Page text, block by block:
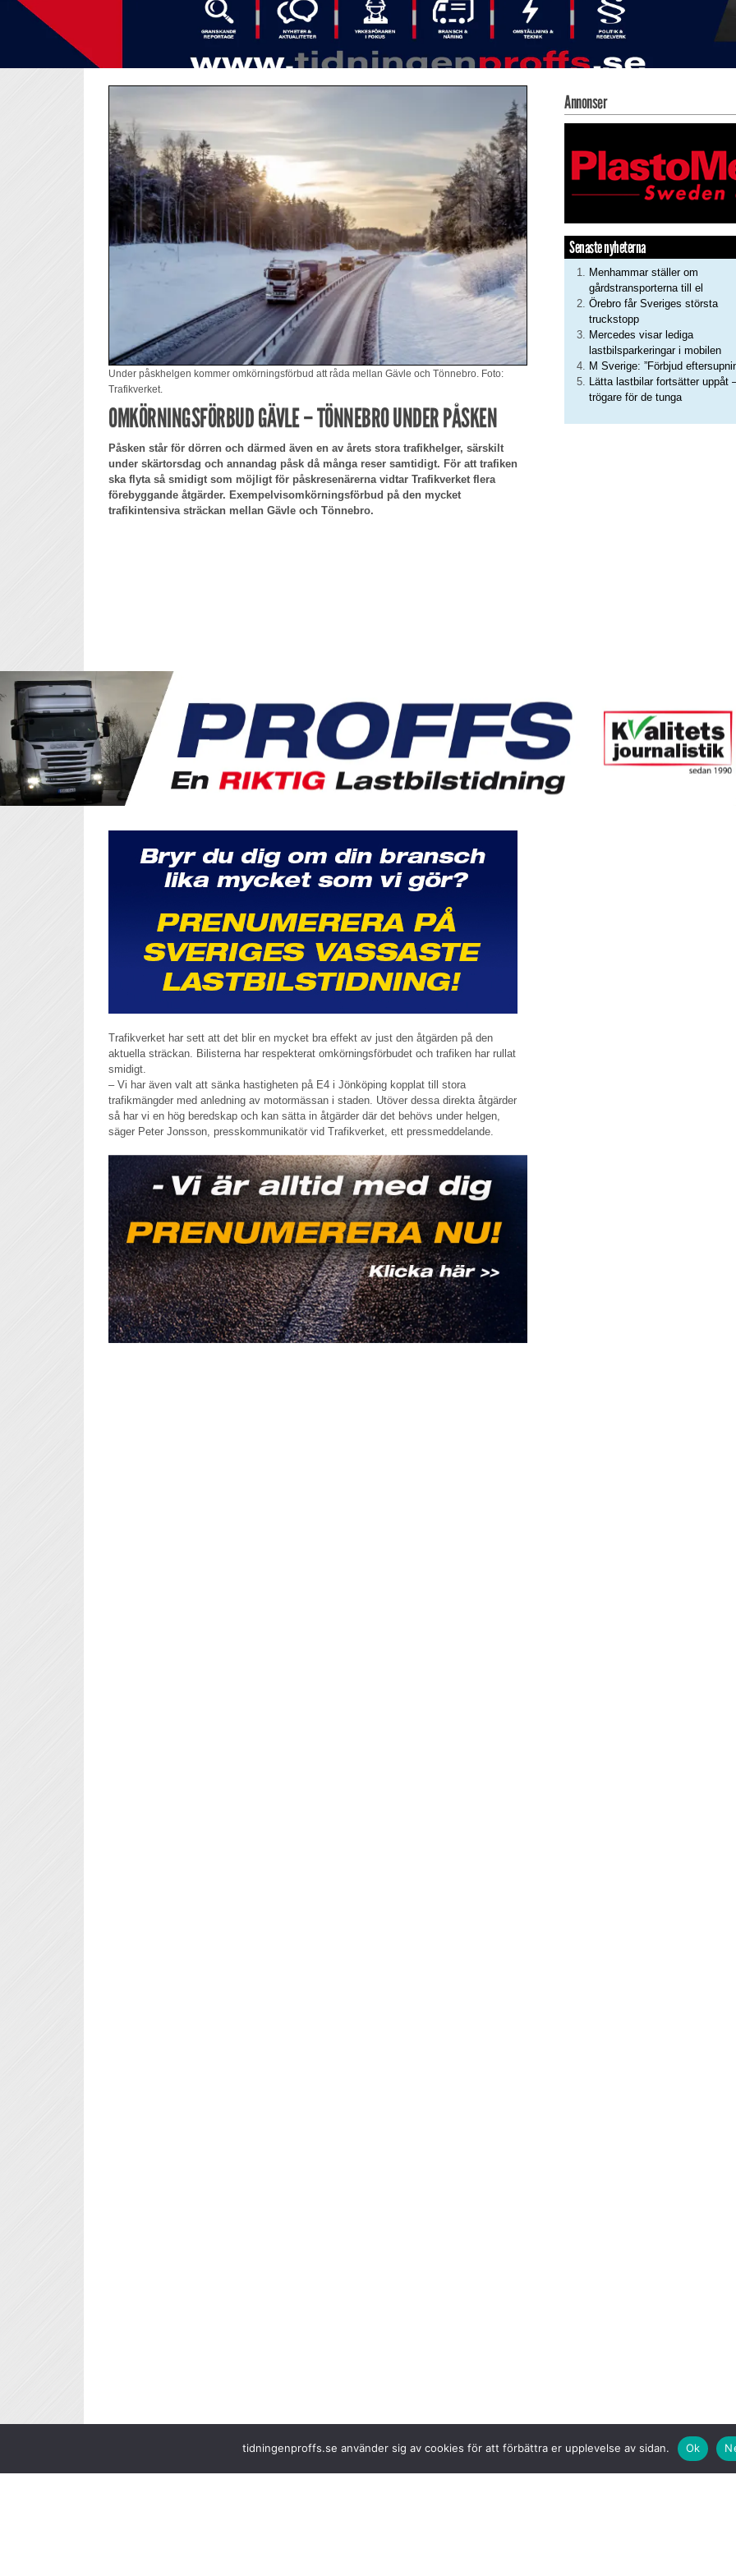
Under påskhelgen kommer omkörningsförbud att råda mellan Gävle och Tönnebro. Foto:
Trafikverket.
OMKÖRNINGSFÖRBUD GÄVLE – TÖNNEBRO UNDER PÅSKEN
Påsken står för dörren och därmed även en av årets stora trafikhelger, särskilt
under skärtorsdag och annandag påsk då många reser samtidigt. För att trafiken
ska flyta så smidigt som möjligt för påskresenärerna vidtar Trafikverket flera
förebyggande åtgärder. Exempelvisomkörningsförbud på den mycket
trafikintensiva sträckan mellan Gävle och Tönnebro.
Trafikverket har sett att det blir en mycket bra effekt av just den åtgärden på den
aktuella sträckan. Bilisterna har respekterat omkörningsförbudet och trafiken har rullat
smidigt.
– Vi har även valt att sänka hastigheten på E4 i Jönköping kopplat till stora
trafikmängder med anledning av motormässan i staden. Utöver dessa direkta åtgärder
så har vi en hög beredskap och kan sätta in åtgärder där det behövs under helgen,
säger Peter Jonsson, presskommunikatör vid Trafikverket, ett pressmeddelande.
Annonser
Senaste nyheterna
Menhammar ställer om
gårdstransporterna till el
Örebro får Sveriges största
truckstopp
Mercedes visar lediga
lastbilsparkeringar i mobilen
M Sverige: ”Förbjud
Lätta lastbilar fortsätter uppåt
trögare för de tunga
tidningenproffs.se använder sig av cookies för att förbättra er upplevelse av sidan. Ok